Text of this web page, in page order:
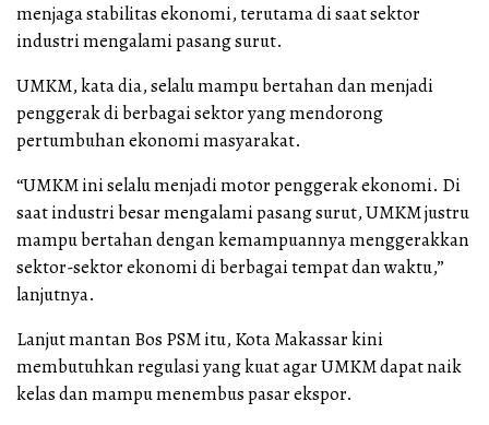
menjaga stabilitas ekonomi, terutama di saat sektor
industri mengalami pasang surut.
UMKM, kata dia, selalu mampu bertahan dan menjadi
penggerak di berbagai sektor yang mendorong
pertumbuhan ekonomi masyarakat.
“UMKM ini selalu menjadi motor penggerak ekonomi. Di
saat industri besar mengalami pasang surut, UMKM justru
mampu bertahan dengan kemampuannya menggerakkan
sektor-sektor ekonomi di berbagai tempat dan waktu,”
lanjutnya.
Lanjut mantan Bos PSM itu, Kota Makassar kini
membutuhkan regulasi yang kuat agar UMKM dapat naik
kelas dan mampu menembus pasar ekspor.